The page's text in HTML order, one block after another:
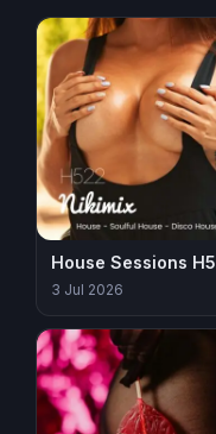
House Sessions
3 Jul 2026